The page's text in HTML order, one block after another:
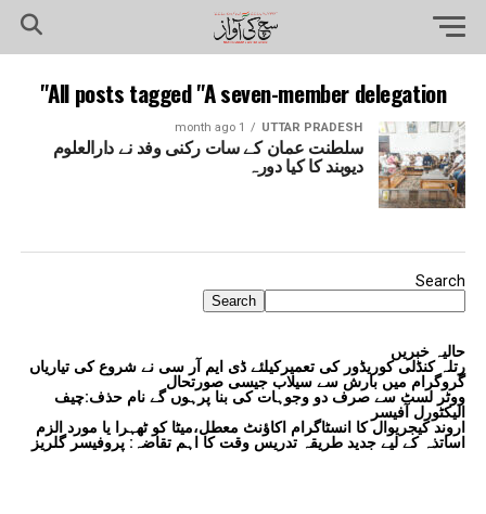
All posts tagged "A seven-member delegation"
UTTAR PRADESH
1 month ago
سلطنت عمان کے سات رکنی وفد نے دارالعلوم
دیوبند کا کیا دورہ
Search
Search
حالیہ خبریں
رتلہ کنڈلی کوریڈور کی تعمیرکیلئے ڈی ایم آر سی نے شروع کی تیاریاں
گروگرام میں بارش سے سیلاب جیسی صورتحال
ووٹر لسٹ سے صرف دو وجوہات کی بنا پرہوں گے نام حذف:چیف
الیکٹورل آفیسر
اروند کیجریوال کا انسٹاگرام اکاؤنٹ معطل،میٹا کو ٹھہرا یا مورد الزم
اساتذہ کے لیے جدید طریقہ تدریس وقت کا اہم تقاضہ: پروفیسر گلریز